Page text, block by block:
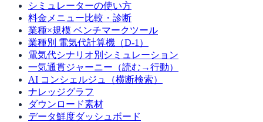
シミュレーターの使い方
料金メニュー比較・診断
業種×規模 ベンチマークツール
業種別 電気代計算機（D-1）
電気代シナリオ別シミュレーション
一気通貫ジャーニー（読む→行動）
AI コンシェルジュ（横断検索）
ナレッジグラフ
ダウンロード素材
データ鮮度ダッシュボード